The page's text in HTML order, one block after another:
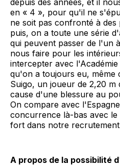
depuis des années, et il
en « 4 », pour qu'il ne
ne soit pas confronté à des
puis, on a toute une série
qui peuvent passer de l'un
nous faire pour les
intercepter avec
qu'on a toujours eu, même
Suigo, un joueur de 2,20 m
cause d'une blessure au
On compare avec
concurrence là-bas avec
fort dans notre
A propos de la possibilité